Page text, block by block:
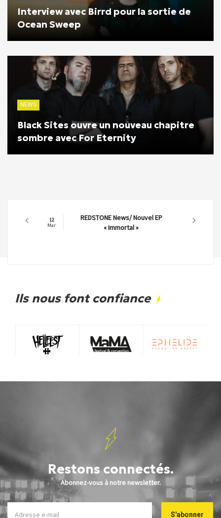
Interview avec Birrd pour la sortie de
Ocean Sweep
NEWS
Black Sites ouvre un nouveau chapitre
sombre avec For Eternity
12
Mar
REDSTONE News/ Nouvel EP
« Immortal »
Ils nous font confiance
Restons connectés.
Abonnez-vous à notre newsletter.